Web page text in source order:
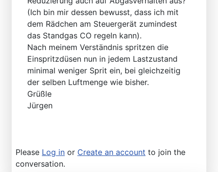
(Ich bin mir dessen bewusst, dass ich mit
dem Rädchen am Steuergerät zumindest
das Standgas CO regeln kann).
Nach meinem Verständnis spritzen die
Einspritzdüsen nun in jedem Lastzustand
minimal weniger Sprit ein, bei gleichzeitig
der selben Luftmenge wie bisher.
Grüßle
Jürgen
Please Log in or Create an account to join the
conversation.